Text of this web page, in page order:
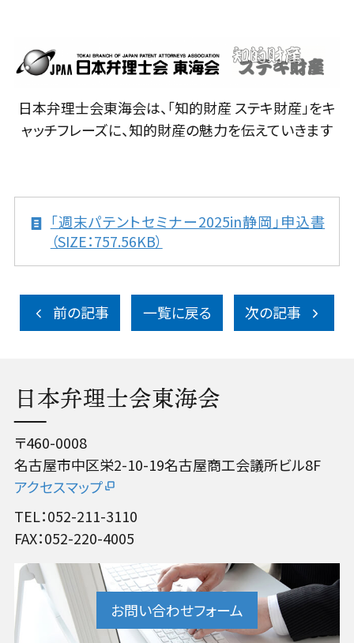
日本弁理士会東海会は、「知的財産 ステキ財産」をキ
ャッチフレーズに、知的財産の魅力を伝えていきます
「週末パテントセミナー2025in静岡」申込書
（SIZE：757.56KB）
前の記事 一覧に戻る 次の記事
日本弁理士会東海会
〒460-0008
名古屋市中区栄2-10-19名古屋商工会議所ビル8F
アクセスマップ
TEL：052-211-3110
FAX：052-220-4005
お問い合わせフォーム